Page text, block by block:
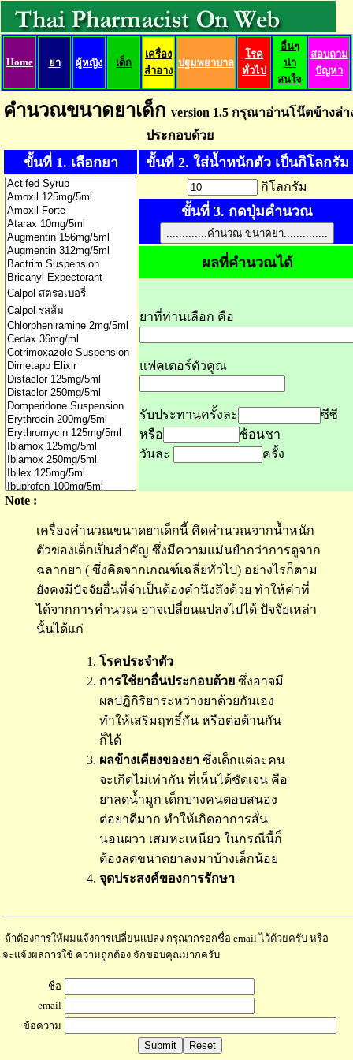
Home ยา ผู้หญิง เด็ก
เครื่อง
สำอาง
ปฐมพยาบาล
โรค
ทั่วไป
อื่นๆ
น่า
สนใจ
สอบถาม
ปัญหา
คำนวณขนาดยาเด็ก version 1.5 กรุณาอ่านโน๊ตข้างล่า
ประกอบด้วย
ขั้นที่ 1. เลือกยา ขั้นที่ 2. ใส่น้ำหนักตัว เป็นกิโลกรัม
กิโลกรัม
ขั้นที่ 3. กดปุ่มคำนวณ
ผลที่คำนวณได้
ยาที่ท่านเลือก คือ
แฟคเตอร์ตัวคูณ
รับประทานครั้งละ
ซีซี
หรือ
ช้อนชา
วันละ
ครั้ง
Note :
เครื่องคำนวณขนาดยาเด็กนี้ คิดคำนวณจากน้ำหนัก
ตัวของเด็กเป็นสำคัญ ซึ่งมีความแม่นยำกว่าการดูจาก
ฉลากยา ( ซึ่งคิดจากเกณฑ์เฉลี่ยทั่วไป) อย่างไรก็ตาม
ยังคงมีปัจจัยอื่นที่จำเป็นต้องคำนึงถึงด้วย ทำให้ค่าที่
ได้จากการคำนวณ อาจเปลี่ยนแปลงไปได้ ปัจจัยเหล่า
นั้นได้แก่
โรคประจำตัว
การใช้ยาอื่นประกอบด้วย ซึ่งอาจมี
ผลปฏิกิริยาระหว่างยาด้วยกันเอง
ทำให้เสริมฤทธิ์กัน หรือต่อต้านกัน
ก็ได้
ผลข้างเคียงของยา ซึ่งเด็กแต่ละคน
จะเกิดไม่เท่ากัน ที่เห็นได้ชัดเจน คือ
ยาลดน้ำมูก เด็กบางคนตอบสนอง
ต่อยาดีมาก ทำให้เกิดอาการสั่น
นอนผวา เสมหะเหนียว ในกรณีนี้ก็
ต้องลดขนาดยาลงมาบ้างเล็กน้อย
จุดประสงค์ของการรักษา
ถ้าต้องการให้ผมแจ้งการเปลี่ยนแปลง กรุณากรอกชื่อ email ไว้ด้วยครับ หรือ
จะแจ้งผลการใช้ ความถูกต้อง จักขอบคุณมากครับ
ชื่อ
email
ข้อความ